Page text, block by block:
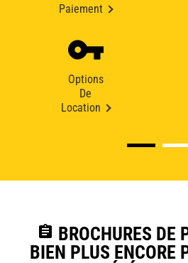
Paiement
Options
De
Location
assignment BROCHURES DE
BIEN PLUS ENCORE